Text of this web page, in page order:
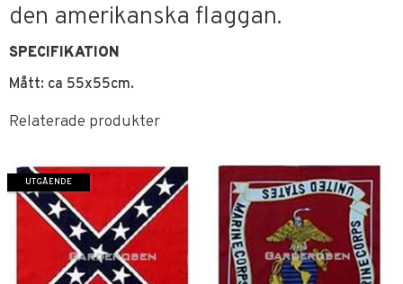
den amerikanska flaggan.
SPECIFIKATION
Mått: ca 55x55cm.
Relaterade produkter
UTGÅENDE